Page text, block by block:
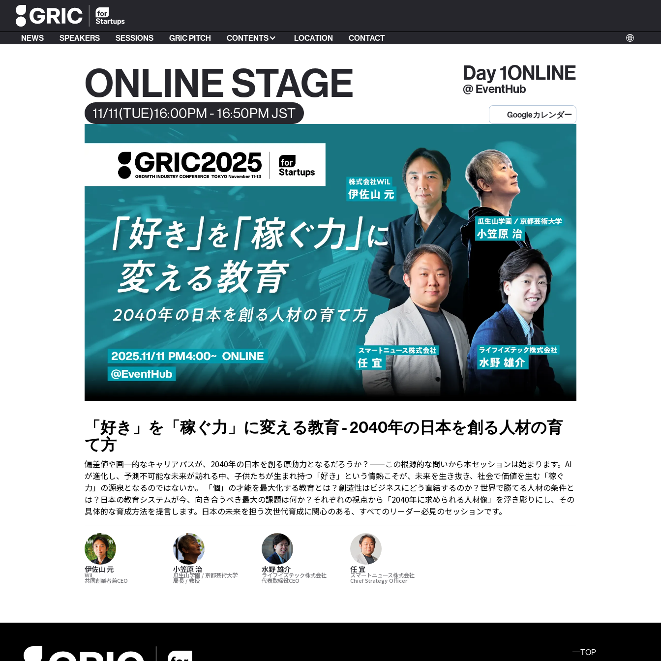
NEWS SPEAKERS SESSIONS GRIC PITCH CONTENTS LOCATION CONTACT
ONLINE STAGE
11/11(TUE)16:00PM - 16:50PM JST
Day 1ONLINE
@ EventHub
Googleカレンダー
「好き」を「稼ぐ力」に変える教育 - 2040年の日本を創る人材の育
て方
偏差値や画一的なキャリアパスが、2040年の日本を創る原動力となるだろうか？——この根源的な問いから本セッションは始まります。AI
が進化し、予測不可能な未来が訪れる中、子供たちが生まれ持つ「好き」という情熱こそが、未来を生き抜き、社会で価値を生む「稼ぐ
力」の源泉となるのではないか。 「個」の才能を最大化する教育とは？創造性はビジネスにどう直結するのか？世界で勝てる人材の条件と
は？日本の教育システムが今、向き合うべき最大の課題は何か？それぞれの視点から「2040年に求められる人材像」を浮き彫りにし、その
具体的な育成方法を提言します。日本の未来を担う次世代育成に関心のある、すべてのリーダー必見のセッションです。
伊佐山 元
WiL
共同創業者兼CEO
小笠原 治
瓜生山学園 / 京都芸術大学
局長 / 教授
水野 雄介
ライフイズテック株式会社
代表取締役CEO
任 宜
スマートニュース株式会社
Chief Strategy Officer
TOP